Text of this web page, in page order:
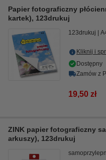
Papier fotograficzny
kartek), 123drukuj
123drukuj
Kliknij i
Dostępny
Zamów z
19,50 zł
ZINK papier fotograficzny
arkuszy), 123drukuj